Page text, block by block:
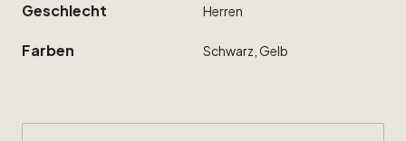
Geschlecht Herren
Farben Schwarz, Gelb